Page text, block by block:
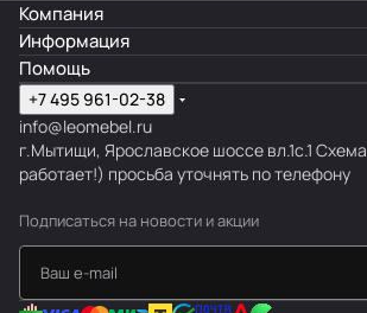
Компания
Информация
Помощь
+7 495 961-02-38
info@leomebel.ru
г.Мытищи, Ярославское шоссе вл.1с.1 Схема
работает!) просьба уточнять по телефону
Подписаться на новости и акции